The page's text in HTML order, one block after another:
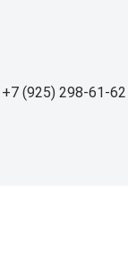
+7 (925) 298-61-62